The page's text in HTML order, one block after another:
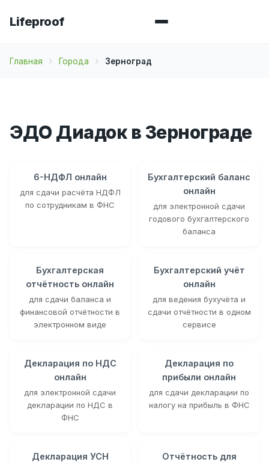
Lifeproof
Главная Города Зерноград
ЭДО Диадок в Зернограде
6-НДФЛ онлайн
для сдачи расчёта НДФЛ
по сотрудникам в ФНС
Бухгалтерский баланс
онлайн
для электронной сдачи
годового бухгалтерского
баланса
Бухгалтерская
отчётность онлайн
для сдачи баланса и
финансовой отчётности в
электронном виде
Бухгалтерский учёт
онлайн
для ведения бухучёта и
сдачи отчётности в одном
сервисе
Декларация по НДС
онлайн
для электронной сдачи
декларации по НДС в
ФНС
Декларация по
прибыли онлайн
для сдачи декларации по
налогу на прибыль в ФНС
Декларация УСН
Отчётность для